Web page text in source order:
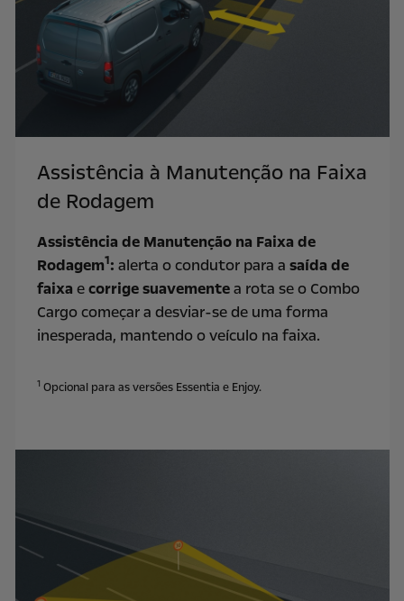
Assistência à Manutenção na Faixa
de Rodagem
Assistência de Manutenção na Faixa de
Rodagem1: alerta o condutor para a saída de
faixa ecorrige suavementea rota se o Combo
Cargo começar a desviar-se de uma forma
inesperada, mantendo o veículo na faixa.
1 Opcional para as versões Essentia e Enjoy.